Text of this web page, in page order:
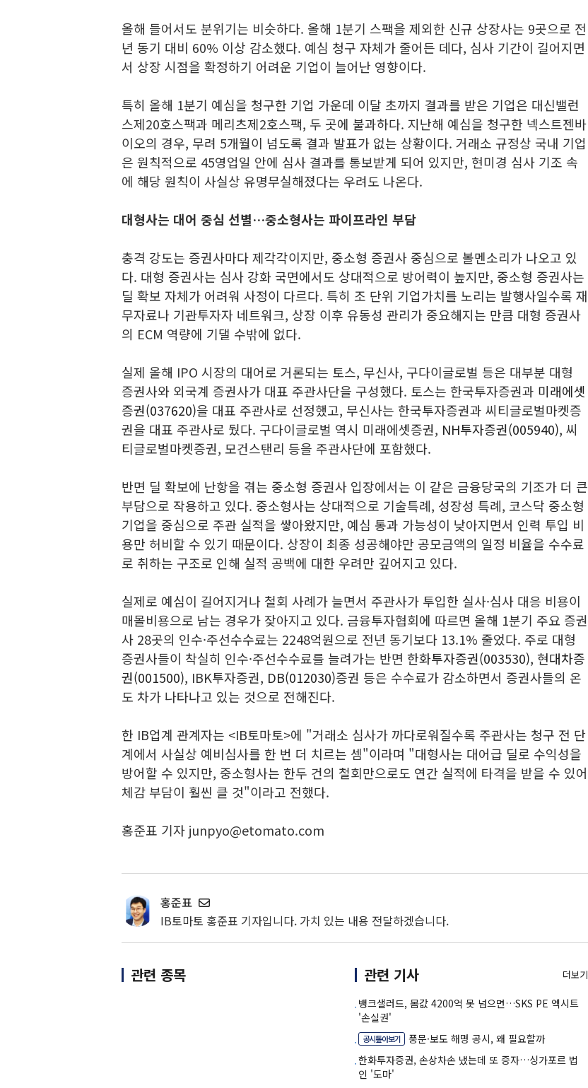
올해 들어서도 분위기는 비슷하다. 올해 1분기 스팩을 제외한 신규 상장사는 9곳으로 전
년 동기 대비 60% 이상 감소했다. 예심 청구 자체가 줄어든 데다, 심사 기간이 길어지면
서 상장 시점을 확정하기 어려운 기업이 늘어난 영향이다.
특히 올해 1분기 예심을 청구한 기업 가운데 이달 초까지 결과를 받은 기업은 대신밸런
스제20호스팩과 메리츠제2호스팩, 두 곳에 불과하다. 지난해 예심을 청구한 넥스트젠바
이오의 경우, 무려 5개월이 넘도록 결과 발표가 없는 상황이다. 거래소 규정상 국내 기업
은 원칙적으로 45영업일 안에 심사 결과를 통보받게 되어 있지만, 현미경 심사 기조 속
에 해당 원칙이 사실상 유명무실해졌다는 우려도 나온다.
대형사는 대어 중심 선별…중소형사는 파이프라인 부담
충격 강도는 증권사마다 제각각이지만, 중소형 증권사 중심으로 볼멘소리가 나오고 있
다. 대형 증권사는 심사 강화 국면에서도 상대적으로 방어력이 높지만, 중소형 증권사는
딜 확보 자체가 어려워 사정이 다르다. 특히 조 단위 기업가치를 노리는 발행사일수록 재
무자료나 기관투자자 네트워크, 상장 이후 유동성 관리가 중요해지는 만큼 대형 증권사
의 ECM 역량에 기댈 수밖에 없다.
실제 올해 IPO 시장의 대어로 거론되는 토스, 무신사, 구다이글로벌 등은 대부분 대형
증권사와 외국계 증권사가 대표 주관사단을 구성했다. 토스는 한국투자증권과 미래에셋
증권(037620)을 대표 주관사로 선정했고, 무신사는 한국투자증권과 씨티글로벌마켓증
권을 대표 주관사로 뒀다. 구다이글로벌 역시 미래에셋증권, NH투자증권(005940), 씨
티글로벌마켓증권, 모건스탠리 등을 주관사단에 포함했다.
반면 딜 확보에 난항을 겪는 중소형 증권사 입장에서는 이 같은 금융당국의 기조가 더 큰
부담으로 작용하고 있다. 중소형사는 상대적으로 기술특례, 성장성 특례, 코스닥 중소형
기업을 중심으로 주관 실적을 쌓아왔지만, 예심 통과 가능성이 낮아지면서 인력 투입 비
용만 허비할 수 있기 때문이다. 상장이 최종 성공해야만 공모금액의 일정 비율을 수수료
로 취하는 구조로 인해 실적 공백에 대한 우려만 깊어지고 있다.
실제로 예심이 길어지거나 철회 사례가 늘면서 주관사가 투입한 실사·심사 대응 비용이
매몰비용으로 남는 경우가 잦아지고 있다. 금융투자협회에 따르면 올해 1분기 주요 증권
사 28곳의 인수·주선수수료는 2248억원으로 전년 동기보다 13.1% 줄었다. 주로 대형
증권사들이 착실히 인수·주선수수료를 늘려가는 반면 한화투자증권(003530), 현대차증
권(001500), IBK투자증권, DB(012030)증권 등은 수수료가 감소하면서 증권사들의 온
도 차가 나타나고 있는 것으로 전해진다.
한 IB업계 관계자는 <IB토마토>에 "거래소 심사가 까다로워질수록 주관사는 청구 전 단
계에서 사실상 예비심사를 한 번 더 치르는 셈"이라며 "대형사는 대어급 딜로 수익성을
방어할 수 있지만, 중소형사는 한두 건의 철회만으로도 연간 실적에 타격을 받을 수 있어
체감 부담이 훨씬 클 것"이라고 전했다.
홍준표 기자 junpyo@etomato.com
홍준표
IB토마토 홍준표 기자입니다. 가치 있는 내용 전달하겠습니다.
관련 종목 관련 기사 더보기
뱅크샐러드, 몸값 4200억 못 넘으면…SKS PE 엑시트
'손실권'
공시톺아보기
풍문·보도 해명 공시, 왜 필요할까
한화투자증권, 손상차손 냈는데 또 증자…싱가포르 법
인 '도마'